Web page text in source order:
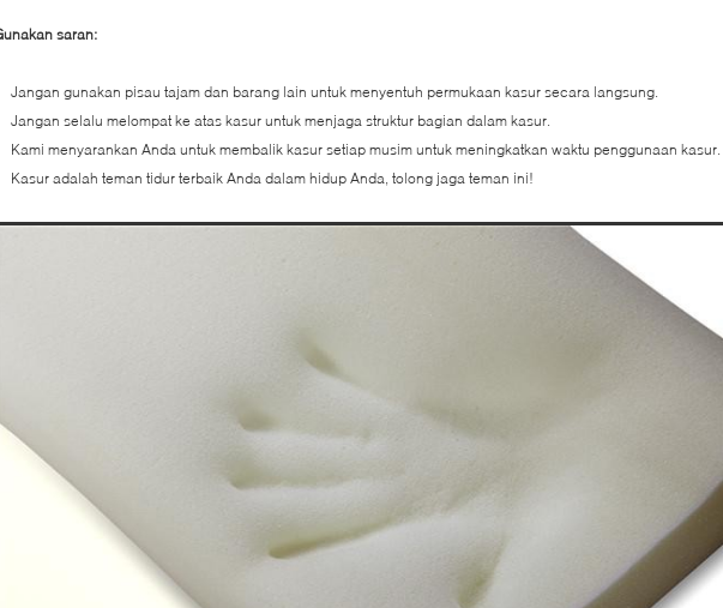
saran:
Jangan gunakan pisau tajam dan barang lain untuk menyentuh permukaan kasur secara langsung.
Jangan selalu melompat ke atas kasur untuk menjaga struktur bagian dalam kasur.
Kami menyarankan Anda untuk membalik kasur setiap musim untuk meningkatkan waktu penggunaan kasur.
Kasur adalah teman tidur terbaik Anda dalam hidup Anda, tolong jaga teman ini!